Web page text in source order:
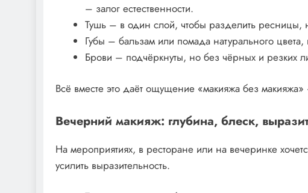
– залог естественности.
Тушь – в один слой, чтобы разделить ресницы,
Губы – бальзам или помада натурального
Брови – подчёркнуты, но без чёрных и резких
Всё вместе это даёт ощущение «макияжа без
Вечерний макияж: глубина, блеск,
На мероприятиях, в ресторане или на вечеринке
усилить выразительность.